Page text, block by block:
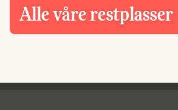
Alle våre restplasser